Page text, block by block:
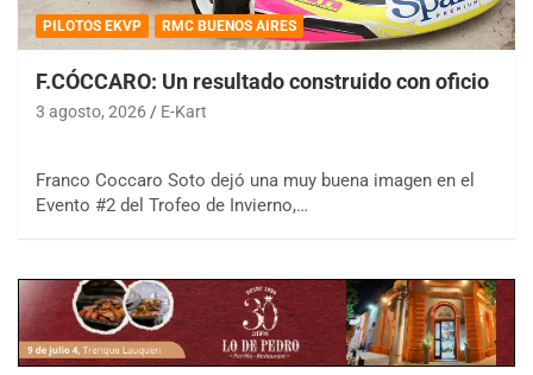
PILOTOS EKVP RMC BUENOS AIRES
F.CÓCCARO: Un resultado construido con oficio
3 agosto, 2026 E-Kart
Franco Coccaro Soto dejó una muy buena imagen en el
Evento #2 del Trofeo de Invierno,…